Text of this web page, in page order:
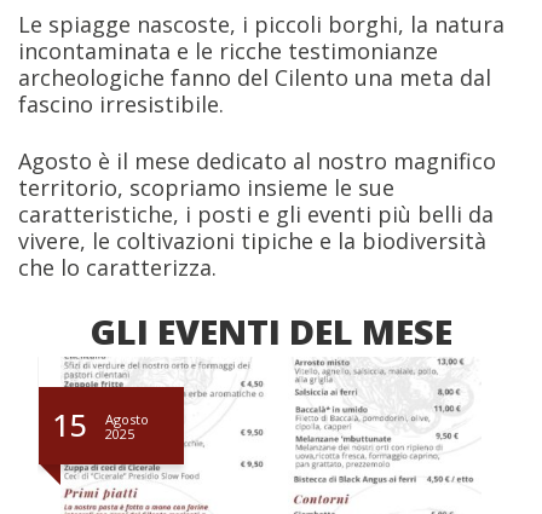
Le spiagge nascoste, i piccoli borghi, la natura
incontaminata e le ricche testimonianze
archeologiche fanno del Cilento una meta dal
fascino irresistibile.
Agosto è il mese dedicato al nostro magnifico
territorio, scopriamo insieme le sue
caratteristiche, i posti e gli eventi più belli da
vivere, le coltivazioni tipiche e la biodiversità
che lo caratterizza.
GLI EVENTI DEL MESE
15
Agosto
2025